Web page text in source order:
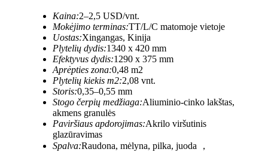
Kaina:2–2,5 USD/vnt.
Mokėjimo terminas:TT/L/C matomoje vietoje
Uostas:Xingangas, Kinija
Plytelių dydis:1340 x 420 mm
Efektyvus dydis:1290 x 375 mm
Aprėpties zona:0,48 m2
Plytelių kiekis m2:2,08 vnt.
Storis:0,35–0,55 mm
Stogo čerpių medžiaga:Aliuminio-cinko lakštas,
akmens granulės
Paviršiaus apdorojimas:Akrilo viršutinis
glazūravimas
Spalva:Raudona, mėlyna, pilka, juoda ，